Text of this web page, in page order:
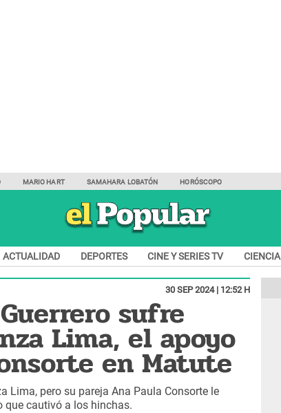
MARIO HART SAMAHARA LOBATÓN HORÓSCOPO
ACTUALIDAD DEPORTES CINE Y SERIES TV CIENCIA
30 SEP 2024 | 12:52 H
sufre
Lima, el apoyo
en Matute
Lima, pero su pareja Ana Paula Consorte le
que cautivó a los hinchas.